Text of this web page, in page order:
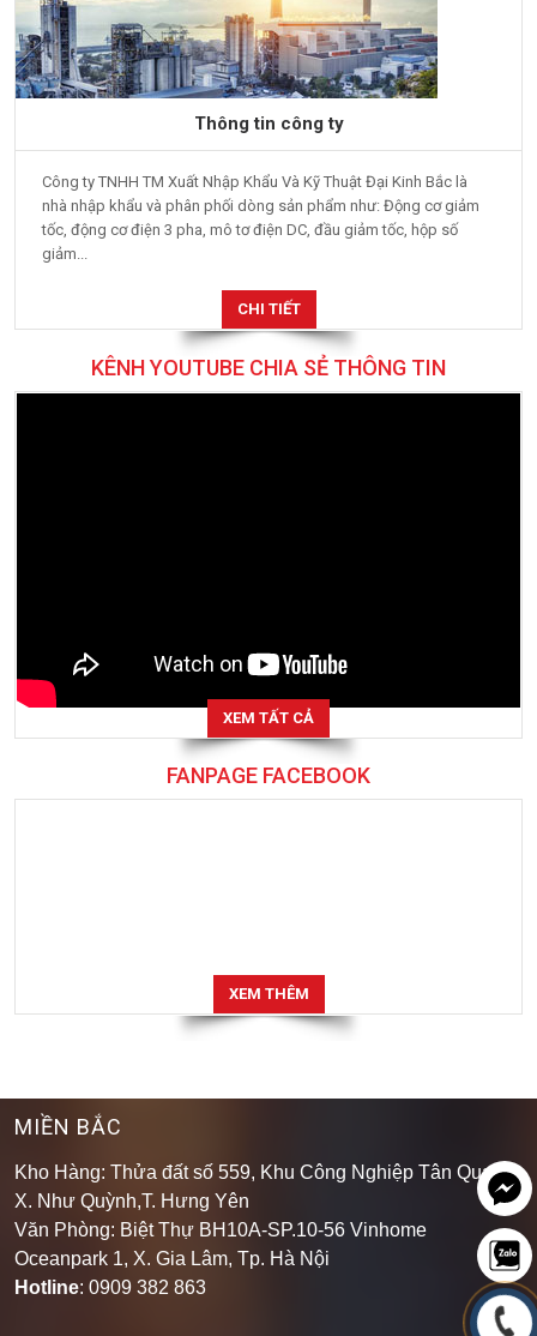
Thông tin công ty
Công ty TNHH TM Xuất Nhập Khẩu Và Kỹ Thuật Đại Kinh Bắc là
nhà nhập khẩu và phân phối dòng sản phẩm như: Động cơ giảm
tốc, động cơ điện 3 pha, mô tơ điện DC, đầu giảm tốc, hộp số
giảm...
CHI TIẾT
KÊNH YOUTUBE CHIA SẺ THÔNG TIN
XEM TẤT CẢ
FANPAGE FACEBOOK
XEM THÊM
MIỀN BẮC
Kho Hàng: Thửa đất số 559, Khu Công Nghiệp Tân Quang,
X. Như Quỳnh,T. Hưng Yên
Văn Phòng: Biệt Thự BH10A-SP.10-56 Vinhome
Oceanpark 1, X. Gia Lâm, Tp. Hà Nội
Hotline: 0909 382 863